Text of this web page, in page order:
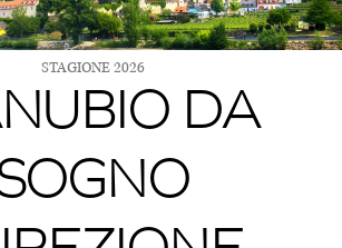
STAGIONE 2026
DA